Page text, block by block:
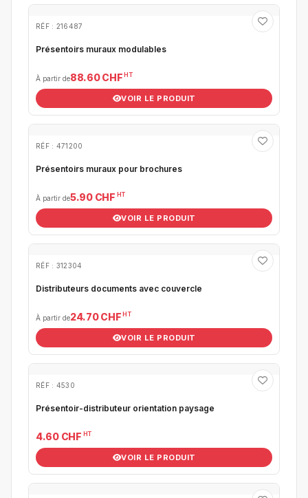
RÉF : 216487
Présentoirs muraux modulables
À partir de88.60 CHF HT
VOIR LE PRODUIT
RÉF : 471200
Présentoirs muraux pour brochures
À partir de5.90 CHF HT
VOIR LE PRODUIT
RÉF : 312304
Distributeurs documents avec couvercle
À partir de24.70 CHF HT
VOIR LE PRODUIT
RÉF : 4530
Présentoir-distributeur orientation paysage
4.60 CHF HT
VOIR LE PRODUIT